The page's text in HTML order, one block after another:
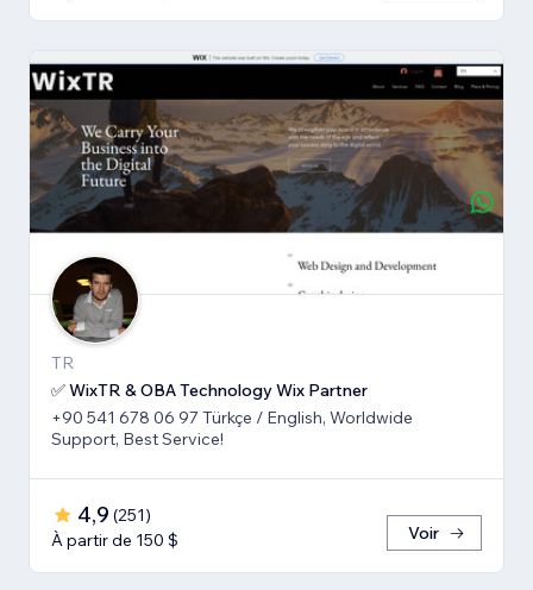
TR
✅ WixTR & OBA Technology Wix Partner
+90 541 678 06 97 Türkçe / English, Worldwide
Support, Best Service!
4,9 (251)
À partir de 150 $
Voir